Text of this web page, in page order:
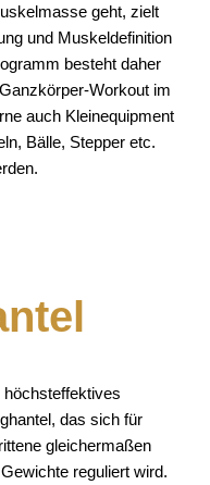
geht, zielt
und Muskeldefinition
besteht daher
Workout im
auch Kleinequipment
Bälle, Stepper etc.
höchsteffektives
das sich für
gleichermaßen
reguliert wird.